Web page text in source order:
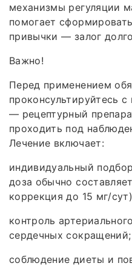
механизмы регуляции
помогает
привычки — залог
Важно!
Перед применением
проконсультируйтесь
— рецептурный
проходить под
Лечение включает:
индивидуальный
доза обычно
коррекция до 15 мг/
контроль
сердечных сокращений;
соблюдение диеты и